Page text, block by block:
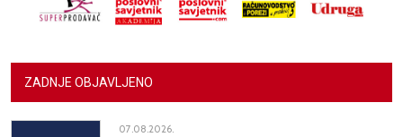
ZADNJE OBJAVLJENO
07.08.2026.